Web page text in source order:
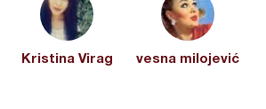
Kristina Virag vesna milojević